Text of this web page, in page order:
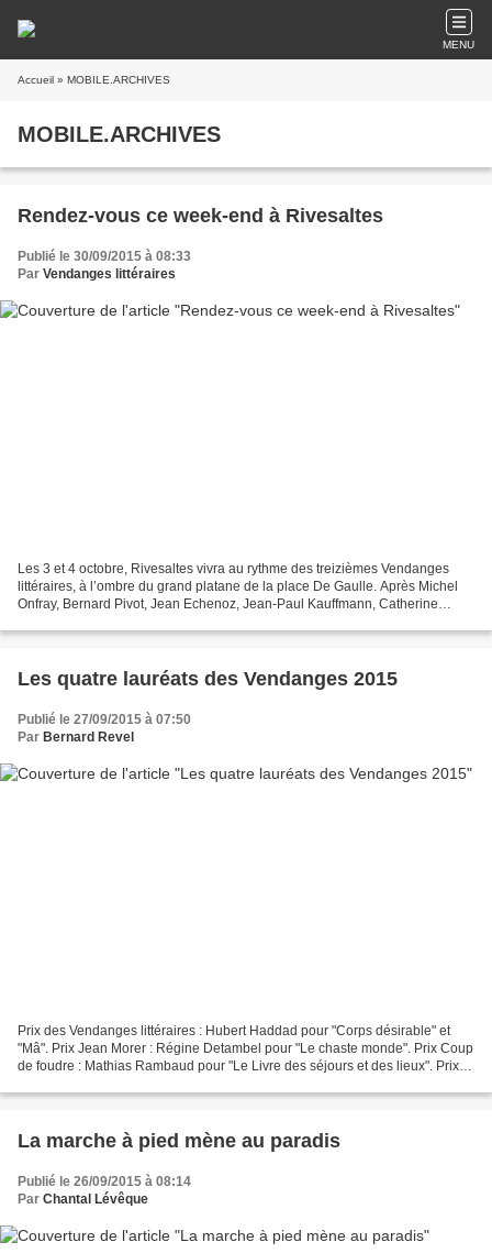
MENU
Accueil » MOBILE.ARCHIVES
MOBILE.ARCHIVES
Rendez-vous ce week-end à Rivesaltes
Publié le 30/09/2015 à 08:33
Par Vendanges littéraires
Les 3 et 4 octobre, Rivesaltes vivra au rythme des treizièmes Vendanges
littéraires, à l’ombre du grand platane de la place De Gaulle. Après Michel
Onfray, Bernard Pivot, Jean Echenoz, Jean-Paul Kauffmann, Catherine
Les quatre lauréats des Vendanges 2015
Publié le 27/09/2015 à 07:50
Par Bernard Revel
Prix des Vendanges littéraires : Hubert Haddad pour "Corps désirable" et
"Mâ". Prix Jean Morer : Régine Detambel pour "Le chaste monde". Prix Coup
de foudre : Mathias Rambaud pour "Le Livre des séjours et des lieux". Prix
La marche à pied mène au paradis
Publié le 26/09/2015 à 08:14
Par Chantal Lévêque